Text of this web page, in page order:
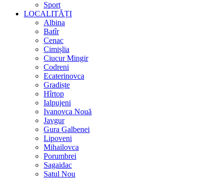
Sport
LOCALITĂȚI
Albina
Batîr
Cenac
Cimișlia
Ciucur Mingir
Codreni
Ecaterinovca
Gradiște
Hîrtop
Ialpujeni
Ivanovca Nouă
Javgur
Gura Galbenei
Lipoveni
Mihailovca
Porumbrei
Sagaidac
Satul Nou